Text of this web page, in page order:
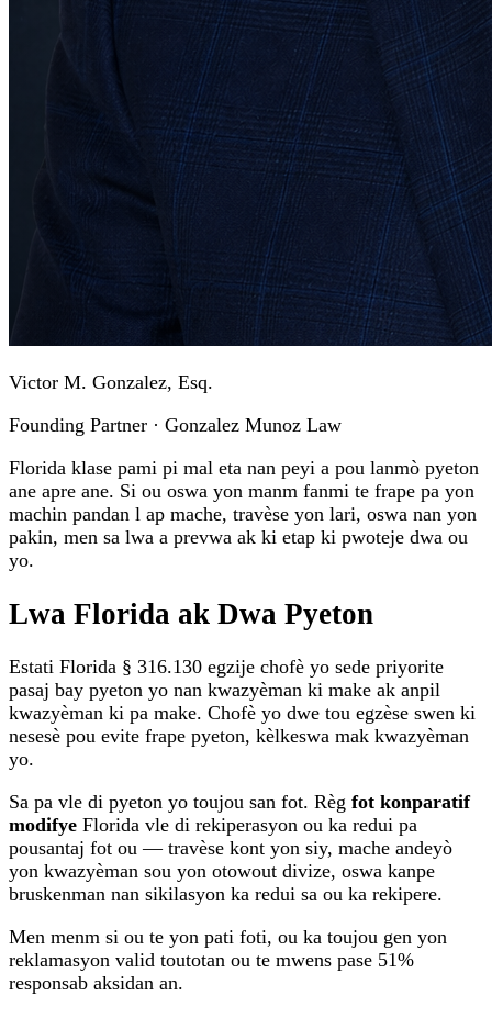
Victor M. Gonzalez, Esq.
Founding Partner · Gonzalez Munoz Law
Florida klase pami pi mal eta nan peyi a pou lanmò pyeton
ane apre ane. Si ou oswa yon manm fanmi te frape pa yon
machin pandan l ap mache, travèse yon lari, oswa nan yon
pakin, men sa lwa a prevwa ak ki etap ki pwoteje dwa ou
yo.
Lwa Florida ak Dwa Pyeton
Estati Florida § 316.130 egzije chofè yo sede priyorite
pasaj bay pyeton yo nan kwazyèman ki make ak anpil
kwazyèman ki pa make. Chofè yo dwe tou egzèse swen ki
nesesè pou evite frape pyeton, kèlkeswa mak kwazyèman
yo.
Sa pa vle di pyeton yo toujou san fot. Règ fot konparatif
modifye Florida vle di rekiperasyon ou ka redui pa
pousantaj fot ou — travèse kont yon siy, mache andeyò
yon kwazyèman sou yon otowout divize, oswa kanpe
bruskenman nan sikilasyon ka redui sa ou ka rekipere.
Men menm si ou te yon pati foti, ou ka toujou gen yon
reklamasyon valid toutotan ou te mwens pase 51%
responsab aksidan an.